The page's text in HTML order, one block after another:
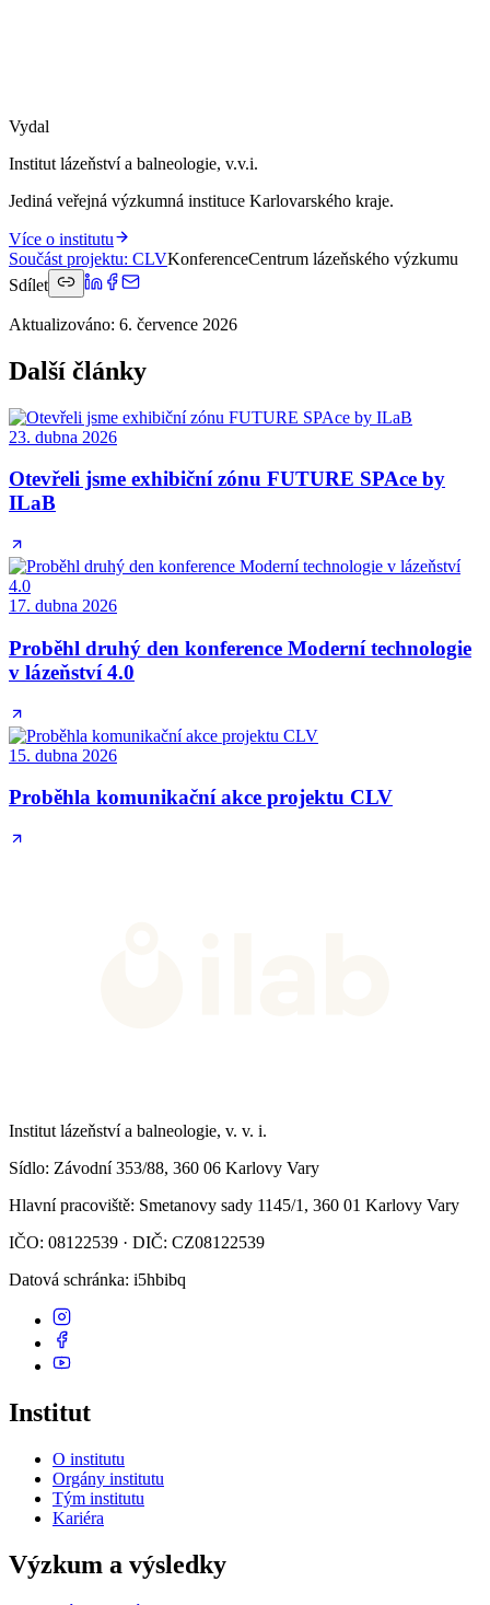
Vydal
Institut lázeňství a balneologie, v.v.i.
Jediná veřejná výzkumná instituce Karlovarského kraje.
Více o institutu
Součást projektu: CLVKonferenceCentrum lázeňského výzkumu
Sdílet
Aktualizováno: 6. července 2026
Další články
23. dubna 2026
Otevřeli jsme exhibiční zónu FUTURE SPAce by
ILaB
17. dubna 2026
Proběhl druhý den konference Moderní technologie
v lázeňství 4.0
15. dubna 2026
Proběhla komunikační akce projektu CLV
Institut lázeňství a balneologie, v. v. i.
Sídlo: Závodní 353/88, 360 06 Karlovy Vary
Hlavní pracoviště: Smetanovy sady 1145/1, 360 01 Karlovy Vary
IČO: 08122539 · DIČ: CZ08122539
Datová schránka: i5hbibq
Institut
O institutu
Orgány institutu
Tým institutu
Kariéra
Výzkum a výsledky